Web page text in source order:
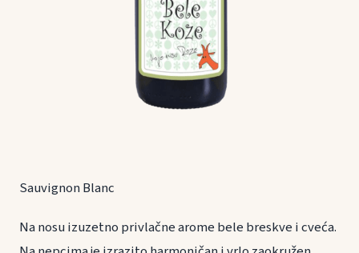
Sauvignon Blanc
Na nosu izuzetno privlačne arome bele breskve i cveća.